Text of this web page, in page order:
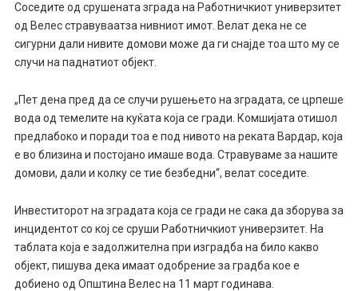
Соседите од срушената зграда на Работничкиот универзитет
од Велес стравуваатза нивниот имот. Велат дека не се
сигурни дали нивите домови може да ги снајде тоа што му се
случи на паднатиот објект.
„Пет дена пред да се случи рушењето на зградата, се црпеше
вода од темелите на куќата која се гради. Комшијата отишол
предлабоко и поради тоа е под нивото на реката Вардар, која
е во близина и постојано имаше вода. Стравуваме за нашите
домови, дали и колку се тие безбедни“, велат соседите.
Инвеститорот на зградата која се гради не сака да зборува за
инцидентот со кој се сруши Работничкиот универзитет. На
таблата која е задолжителна при изградба на било какво
објект, пишува дека имаат одобрение за градба кое е
добиено од Општина Велес на 11 март годинава.